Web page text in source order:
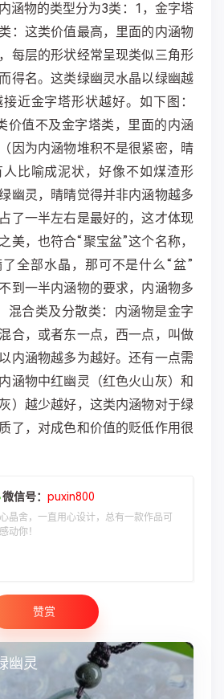
涵物的类型分为3类：1，金字塔
：这类价值最高，里面的内涵物
每层的形状经常呈现类似三角形
得名。这类绿幽灵水晶以绿幽越
近金字塔形状越好。如下图：
价值不及金字塔类，里面的内涵
因为内涵物堆积不是很紧密，晴
比喻成泥状，好像不如煤渣形
幽灵，晴晴觉得并非内涵物越多
了一半左右是最好的，这才体现
美，也符合“聚宝盆”这个名称，
全部水晶，那可不是什么“盆”
到一半内涵物的要求，内涵物多
混合类及分散类：内涵物是金字
合，或者东一点，西一点，叫做
内涵物越多为越好。还有一点需
涵物中红幽灵（红色火山灰）和
）越少越好，这类内涵物对于绿
了，对成色和价值的贬低作用很
微信号： puxin800
晶舍，一直用心设计，总有一款作品可
动你！
赞赏
幽灵